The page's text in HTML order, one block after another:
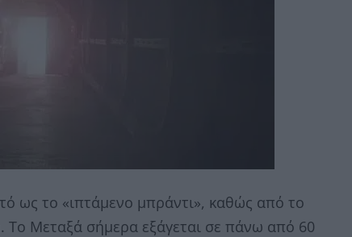
ως το «ιπτάμενο μπράντι», καθώς από το
Το Μεταξά σήμερα εξάγεται σε πάνω από 60